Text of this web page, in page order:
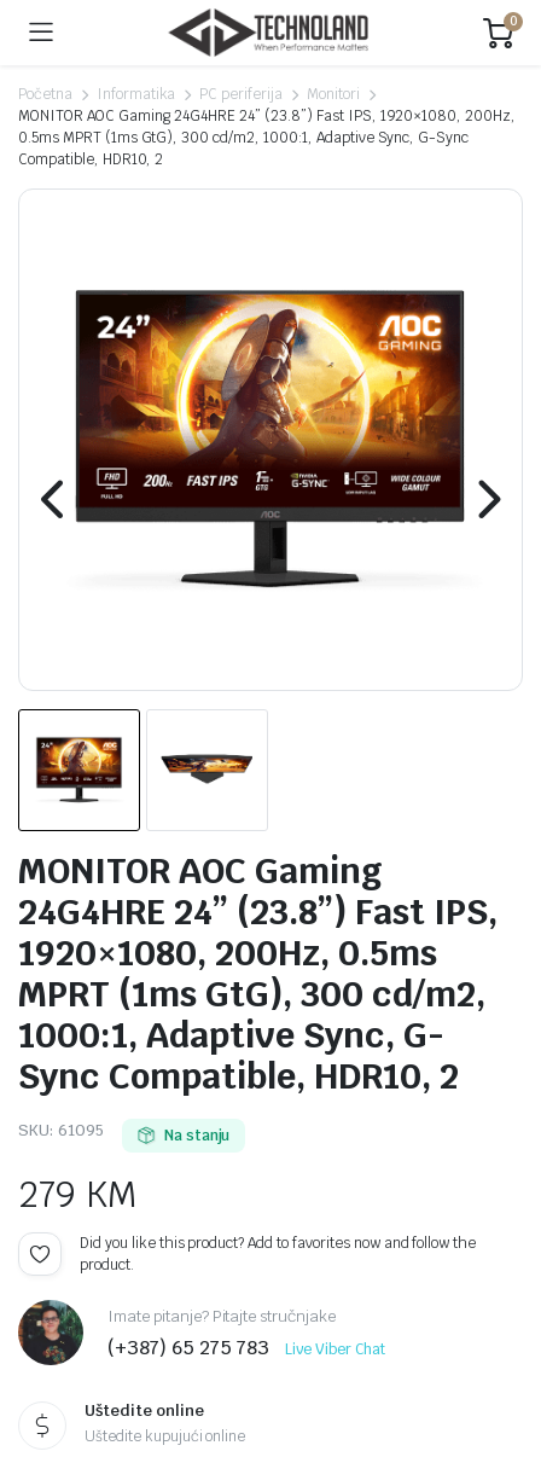
0
Početna Informatika PC periferija
Monitori
MONITOR AOC Gaming 24G4HRE 24” (23.8”) Fast IPS, 1920×1080, 200Hz,
0.5ms MPRT (1ms GtG), 300 cd/m2, 1000:1, Adaptive Sync, G-Sync
Compatible, HDR10, 2
MONITOR AOC Gaming
24G4HRE 24” (23.8”) Fast IPS,
1920×1080, 200Hz, 0.5ms
MPRT (1ms GtG), 300 cd/m2,
1000:1, Adaptive Sync, G-
Sync Compatible, HDR10, 2
SKU: 61095 Na stanju
279 KM
Did you like this product? Add to favorites now and follow the
product.
Imate pitanje? Pitajte stručnjake
(+387) 65 275 783 Live Viber Chat
Uštedite online
Uštedite kupujući online